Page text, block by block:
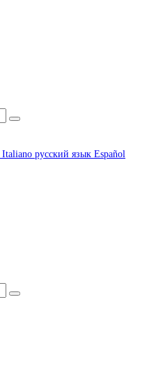
Italiano русский язык Español